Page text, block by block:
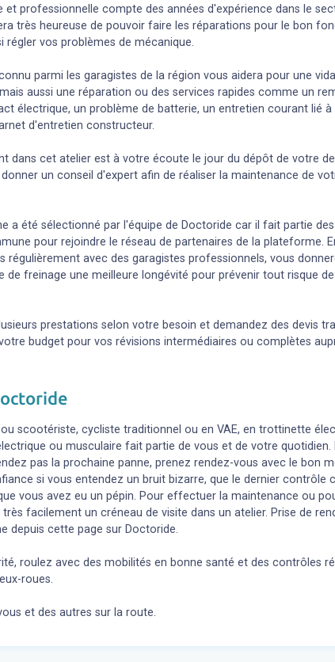
et professionnelle compte des années d'expérience dans le
très heureuse de pouvoir faire les réparations pour le bon
régler vos problèmes de mécanique.
parmi les garagistes de la région vous aidera pour une
aussi une réparation ou des services rapides comme un
électrique, un problème de batterie, un entretien courant lié à
d'entretien constructeur.
dans cet atelier est à votre écoute le jour du dépôt de votre
un conseil d'expert afin de réaliser la maintenance de
a été sélectionné par l'équipe de Doctoride car il fait partie
pour rejoindre le réseau de partenaires de la plateforme.
régulièrement avec des garagistes professionnels, vous
de freinage une meilleure longévité pour prévenir tout risque
prestations selon votre besoin et demandez des devis
budget pour vos révisions intermédiaires ou complètes
scootériste, cycliste traditionnel ou en VAE, en trottinette
ou musculaire fait partie de vous et de votre quotidien.
pas la prochaine panne, prenez rendez-vous avec le bon
si vous entendez un bruit bizarre, que le dernier contrôle
vous avez eu un pépin. Pour effectuer la maintenance ou
facilement un créneau de visite dans un atelier. Prise de
depuis cette page sur Doctoride.
roulez avec des mobilités en bonne santé et des contrôles
roues.
et des autres sur la route.